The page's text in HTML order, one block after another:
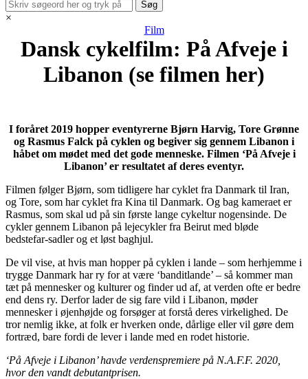
×
Film
Dansk cykelfilm: På Afveje i
Libanon (se filmen her)
I foråret 2019 hopper eventyrerne Bjørn Harvig, Tore Grønne
og Rasmus Falck på cyklen og begiver sig gennem Libanon i
håbet om mødet med det gode menneske. Filmen ‘På Afveje i
Libanon’ er resultatet af deres eventyr.
Filmen følger Bjørn, som tidligere har cyklet fra Danmark til Iran,
og Tore, som har cyklet fra Kina til Danmark. Og bag kameraet er
Rasmus, som skal ud på sin første lange cykeltur nogensinde. De
cykler gennem Libanon på lejecykler fra Beirut med bløde
bedstefar-sadler og et løst baghjul.
De vil vise, at hvis man hopper på cyklen i lande – som herhjemme i
trygge Danmark har ry for at være ‘banditlande’ – så kommer man
tæt på mennesker og kulturer og finder ud af, at verden ofte er bedre
end dens ry. Derfor lader de sig fare vild i Libanon, møder
mennesker i øjenhøjde og forsøger at forstå deres virkelighed. De
tror nemlig ikke, at folk er hverken onde, dårlige eller vil gøre dem
fortræd, bare fordi de lever i lande med en rodet historie.
‘På Afveje i Libanon’ havde verdenspremiere på N.A.F.F. 2020,
hvor den vandt debutantprisen.